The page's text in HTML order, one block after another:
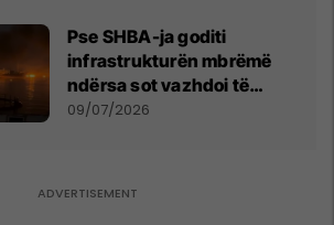
Pse SHBA-ja goditi
infrastrukturën mbrëmë
ndërsa sot vazhdoi të
zmbrapsë sulmet iraniane
09/07/2026